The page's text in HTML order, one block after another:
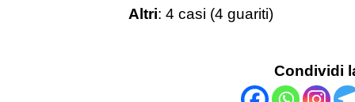
Altri: 4 casi (4 guariti)
Condividi